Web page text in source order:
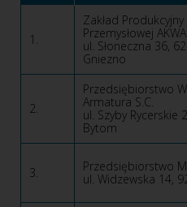
1.
Zakład
Przemysłowej
ul. Słoneczna 36,
Gniezno
2.
Przedsiębiorstwo
Armatura S.C.
ul. Szyby Rycerskie
Bytom
3.
Przedsiębiorstwo
ul. Widzewska 14,